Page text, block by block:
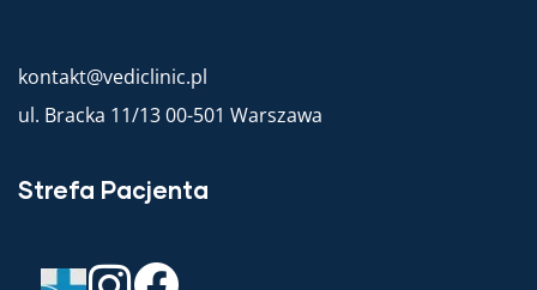
kontakt@vediclinic.pl
ul. Bracka 11/13 00-501 Warszawa
Strefa Pacjenta